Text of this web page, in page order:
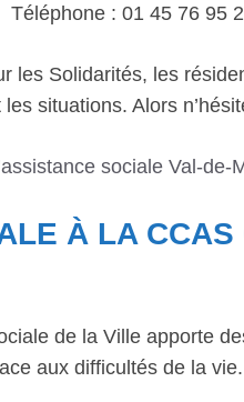
Téléphone : 01 45 76 95
les Solidarités, les
situations. Alors
assistance sociale Val-de-
À LA CCAS
de la Ville apporte
aux difficultés de la vie.